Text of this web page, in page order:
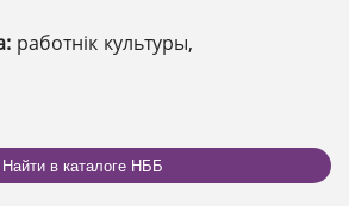
работнік культуры,
Найти в каталоге НББ